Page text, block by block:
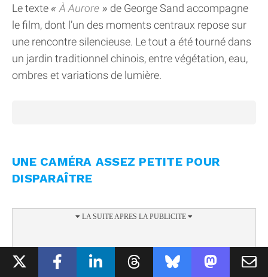
Le texte À Aurore
de George Sand accompagne
le film, dont l’un des moments centraux repose sur
une rencontre silencieuse. Le tout a été tourné dans
un jardin traditionnel chinois, entre végétation, eau,
ombres et variations de lumière.
UNE CAMÉRA ASSEZ PETITE POUR
DISPARAÎTRE